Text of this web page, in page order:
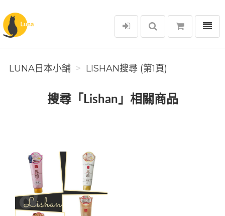
Luna日本小舖
選單
LUNA日本小舖 LISHAN搜尋 (第1頁)
搜尋「Lishan」相關商品